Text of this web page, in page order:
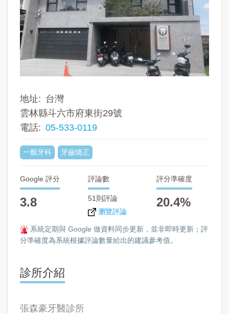
地址
台灣
雲林縣斗六市府東街29號
電話
05-533-0119
一般牙科 牙齒矯正
Google 評分
3.8
評論數
51則評論
瀏覽評論
評分準確度
20.4%
系統定期與 Google 做資料同步更新，並非即時更新；評
分準確度為系統根據評論數量給出的建議參考值。
診所介紹
張森豪牙醫診所